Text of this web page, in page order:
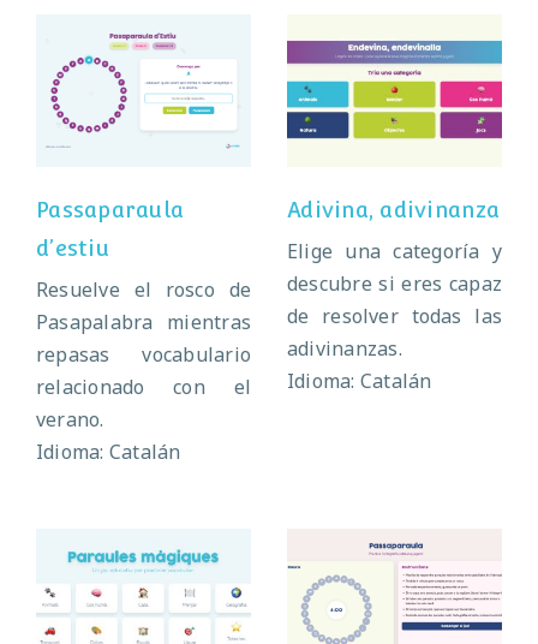
Passaparaula
d’estiu
Passaparaula
d’estiu
Resuelve el rosco de
Pasapalabra mientras
repasas vocabulario
relacionado con el
verano.
Idioma: Catalán
Adivina,
adivinanza
Adivina, adivinanza
Elige una categoría y
descubre si eres capaz
de resolver todas las
adivinanzas.
Idioma: Catalán
Paraules
màgiques
Passaparaula